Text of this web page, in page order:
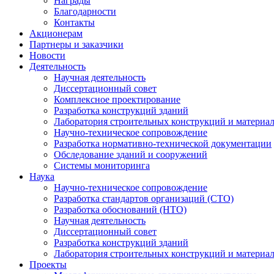
Благодарности
Контакты
Акционерам
Партнеры и заказчики
Новости
Деятельность
Научная деятельность
Диссертационный совет
Комплексное проектирование
Разработка конструкций зданий
Лаборатория строительных конструкций и
Научно-техническое сопровождение
Разработка нормативно-технической документации
Обследование зданий и сооружений
Системы мониторинга
Наука
Научно-техническое сопровождение
Разработка стандартов организаций (СТО)
Разработка обоснований (НТО)
Научная деятельность
Диссертационный совет
Разработка конструкций зданий
Лаборатория строительных конструкций и
Проекты